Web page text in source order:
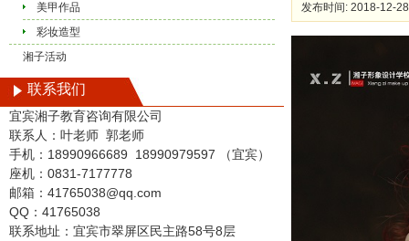
美甲作品
彩妆造型
湘子活动
联系我们
宜宾湘子教育咨询有限公司
联系人：叶老师 郭老师
手机： 18990966689 18990979597
（宜宾）
座机：0831-7177778
邮箱：41765038@qq.com
QQ：41765038
联系地址：宜宾市翠屏区民主路58号8层
发布时间: 2018-12-